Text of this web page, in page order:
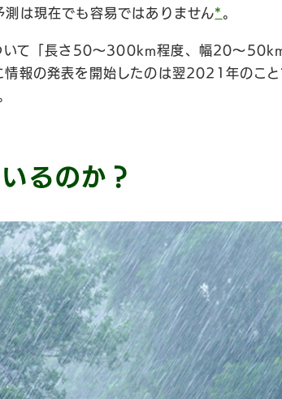
は現在でも容易ではありません* 。
て「長さ50〜300km程度、幅20〜
報の発表を開始したのは翌2021年のこと
るのか？